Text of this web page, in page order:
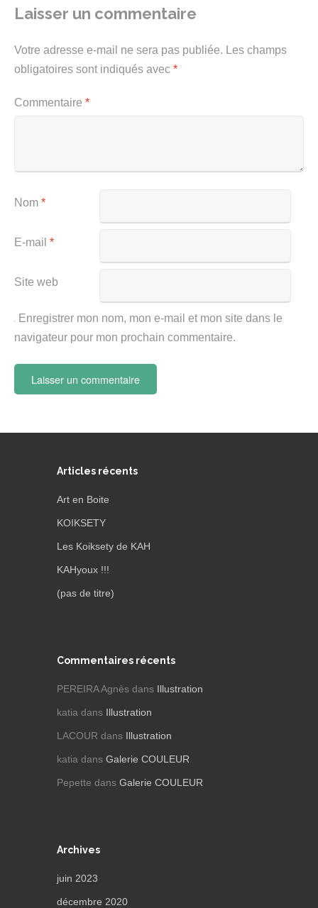
Laisser un commentaire
Votre adresse e-mail ne sera pas publiée. Les champs
obligatoires sont indiqués avec *
Commentaire *
Nom *
E-mail *
Site web
Enregistrer mon nom, mon e-mail et mon site dans le
navigateur pour mon prochain commentaire.
Articles récents
Art en Boite
KOIKSETY
Les Koiksety de KAH
KAHyoux !!!
(pas de titre)
Commentaires récents
PEREIRA Agnès dans Illustration
katia dans Illustration
LACOUR dans Illustration
katia dans Galerie COULEUR
Pepette dans Galerie COULEUR
Archives
juin 2023
décembre 2020